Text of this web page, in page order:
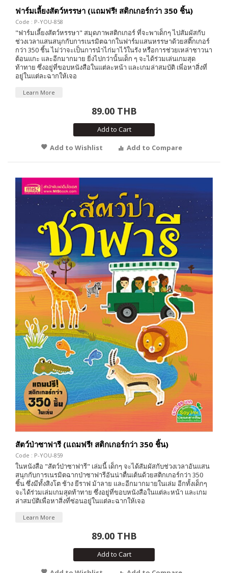
ฟาร์มเลี้ยงสัตว์หรรษา (แถมฟรี! สติกเกอร์กว่า 350 ชิ้น)
Code : P-YOU-858
"ฟาร์มเลี้ยงสัตว์หรรษา" สมุดภาพสติกเกอร์ ที่จะพาเด็กๆ ไปสัมผัสกับ
ช่วงเวลาแสนสนุกกับการเนรมิตฉากในฟาร์มแสนหรรษาด้วยสติ๊กเกอร์
กว่า 350 ชิ้น ไม่ว่าจะเป็นการนำไก่มาไว้ในรัง หรือการช่วยเหล่าชาวนา
ต้อนแกะ และอีกมากมาย ยิ่งไปกว่านั้นเด็ก ๆ จะได้ร่วมเล่นเกมสุด
ท้าทาย ซึ่งอยู่ที่ขอบหนังสือในแต่ละหน้า และเกมล่าสมบัติ เพี่อหาสิ่งที่
อยู่ในแต่ละฉากให้เจอ
Learn More
89.00 THB
Add to Cart
Add to Wishlist
Add to Compare
สัตว์ป่าซาฟารี (แถมฟรี! สติกเกอร์กว่า 350 ชิ้น)
Code : P-YOU-859
ในหนังสือ "สัตว์ป่าซาฟารี" เล่มนี้ เด็กๆ จะได้สัมผัสกับช่วงเวลาอันแสน
สนุกกับการเนรมิตฉากป่าซาฟารีอันน่าตื่นเต้นด้วยสติกเกอร์กว่า 350
ชิ้น ซึ่งมีทั้งสิงโต ช้าง ยีราฟ ม้าลาย และอีกมากมายในเล่ม อีกทั้งเด็กๆ
จะได้ร่วมเล่มเกมสุดท้าทาย ซึ่งอยู่ที่ขอบหนังสือในแต่ละหน้า และเกม
ล่าสมบัติเพื่อหาสิ่งที่ซ่อนอยู่ในแต่ละฉากให้เจอ
Learn More
89.00 THB
Add to Cart